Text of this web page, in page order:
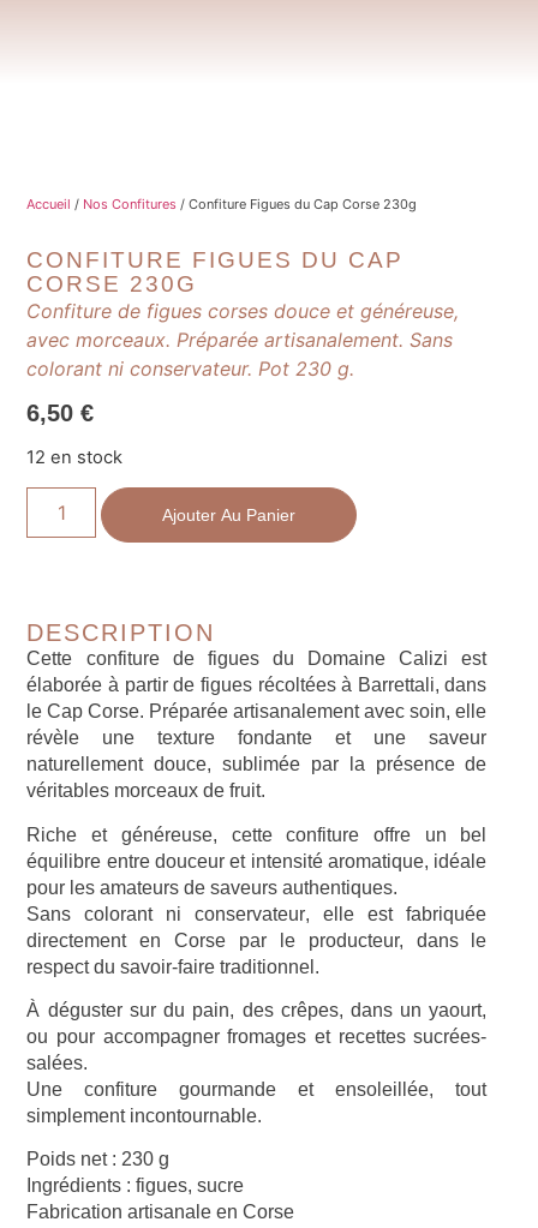
Accueil / Nos Confitures / Confiture Figues du Cap Corse 230g
CONFITURE FIGUES DU CAP
CORSE 230G
Confiture de figues corses douce et généreuse,
avec morceaux. Préparée artisanalement. Sans
colorant ni conservateur. Pot 230 g.
6,50€
12 en stock
Ajouter Au Panier
DESCRIPTION
Cette confiture de figues du Domaine Calizi est
élaborée à partir de figues récoltées à Barrettali, dans
le Cap Corse. Préparée artisanalement avec soin, elle
révèle une texture fondante et une saveur
naturellement douce, sublimée par la présence de
véritables morceaux de fruit.
Riche et généreuse, cette confiture offre un bel
équilibre entre douceur et intensité aromatique, idéale
pour les amateurs de saveurs authentiques.
Sans colorant ni conservateur, elle est fabriquée
directement en Corse par le producteur, dans le
respect du savoir-faire traditionnel.
À déguster sur du pain, des crêpes, dans un yaourt,
ou pour accompagner fromages et recettes sucrées-
salées.
Une confiture gourmande et ensoleillée, tout
simplement incontournable.
Poids net : 230 g
Ingrédients : figues, sucre
Fabrication artisanale en Corse